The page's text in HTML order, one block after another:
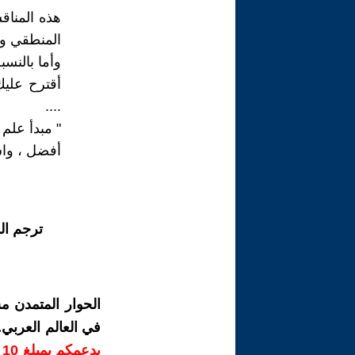
هذه
المنطقي
وأما
أقترح
....
" مبدأ علم
أفضل ،
ترجم
الحوار
في العالم